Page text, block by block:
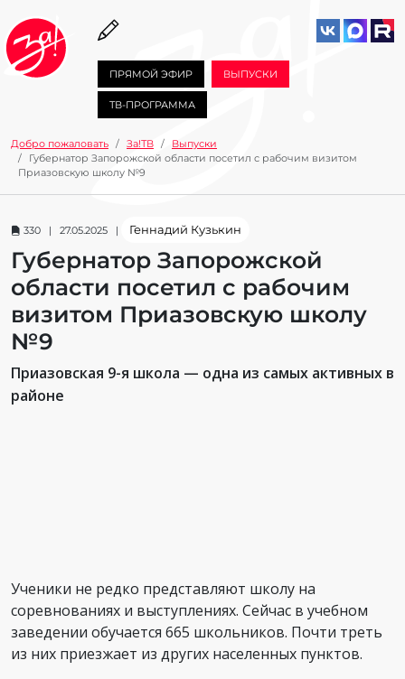
ПРЯМОЙ ЭФИР ВЫПУСКИ
ТВ-ПРОГРАММА
Добро пожаловать За!ТВ
Выпуски
Губернатор Запорожской области посетил с рабочим визитом
Приазовскую школу №9
330 | 27.05.2025 | Геннадий Кузькин
Губернатор Запорожской
области посетил с рабочим
визитом Приазовскую школу
№9
Приазовская 9-я школа — одна из самых активных в
районе
Ученики не редко представляют школу на
соревнованиях и выступлениях. Сейчас в учебном
заведении обучается 665 школьников. Почти треть
из них приезжает из других населенных пунктов.